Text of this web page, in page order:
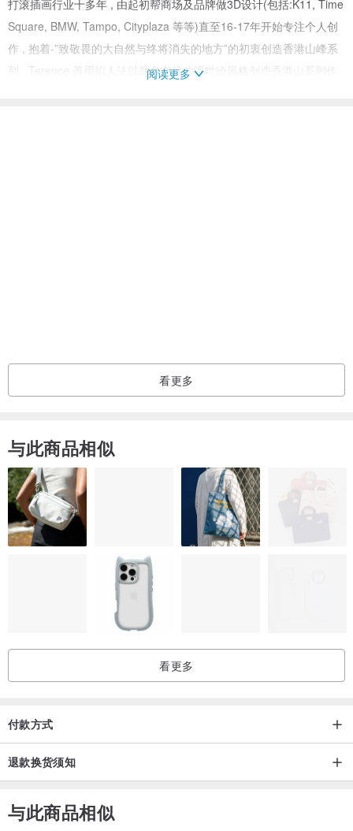
打滚插画行业十多年 , 由起初帮商场及品牌做3D设计(包括:K11, Time
Square, BMW, Tampo, Cityplaza 等等)直至16-17年开始专注个人创
作 , 抱着-”致敬畏的大自然与终将消失的地方”的初衷创造香港山峰系
列 . Terence 善用拟人法以颜色夺目的浮世绘风格创造香港山系列作
阅读更多
看更多
与此商品相似
看更多
付款方式
退款换货须知
与此商品相似